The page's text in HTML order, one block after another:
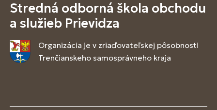
Stredná odborná škola obchodu
a služieb Prievidza
Organizácia je v zriaďovateľskej pôsobnosti
Trenčianskeho samosprávneho kraja